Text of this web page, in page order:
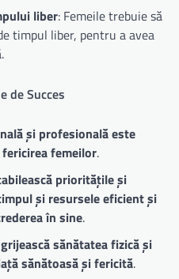
liber: Femeile trebuie să
timpul liber, pentru a avea
de Succes
și profesională este
femeilor.
prioritățile și
și resursele eficient și
în sine.
sănătatea fizică și
sănătoasă și fericită.